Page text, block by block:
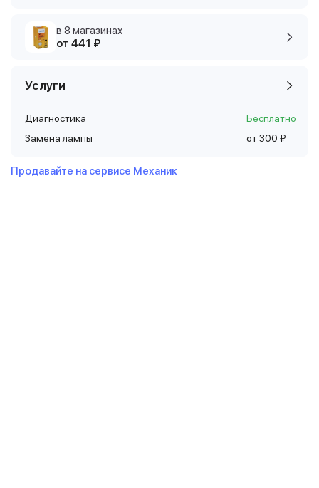
в 8 магазинах
от 441 ₽
Услуги
Диагностика
Бесплатно
Замена лампы
от 300 ₽
Продавайте на сервисе Механик